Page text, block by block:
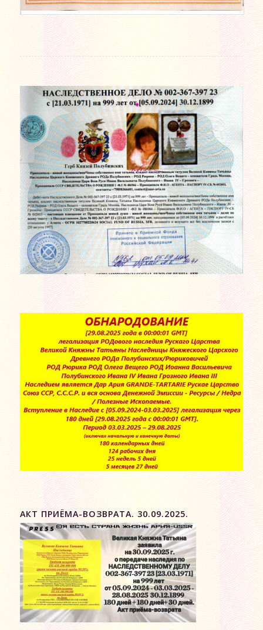
АКТ ПРИЁМА-ВОЗВРАТА. 30.09.2025.